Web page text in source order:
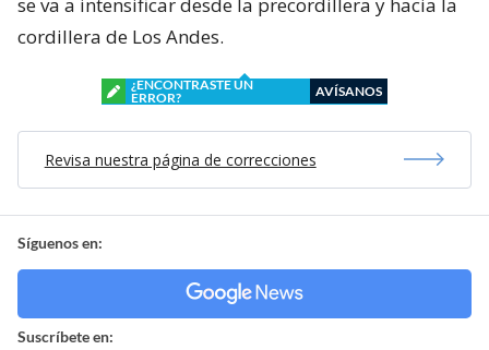
cordillera de Los Andes.
¿ENCONTRASTE UN
ERROR?
AVÍSANOS
Revisa nuestra página de correcciones
Síguenos en:
Suscríbete en: